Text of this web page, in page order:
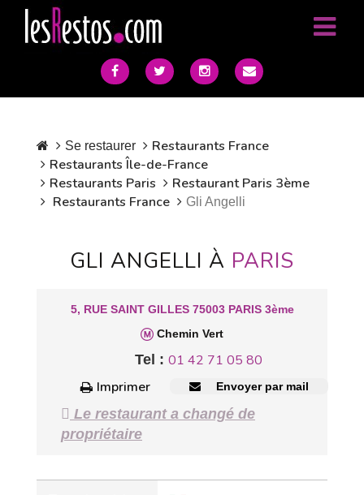
Se restaurer
Restaurants France
Restaurants Île-de-France
Restaurants Paris
Restaurant Paris 3ème
Restaurants France
Gli Angelli
GLI ANGELLI À PARIS
5, RUE SAINT GILLES 75003 PARIS 3ème
Chemin Vert
Tel : 01 42 71 05 80
Imprimer
Envoyer par mail
Le restaurant a changé de
propriétaire